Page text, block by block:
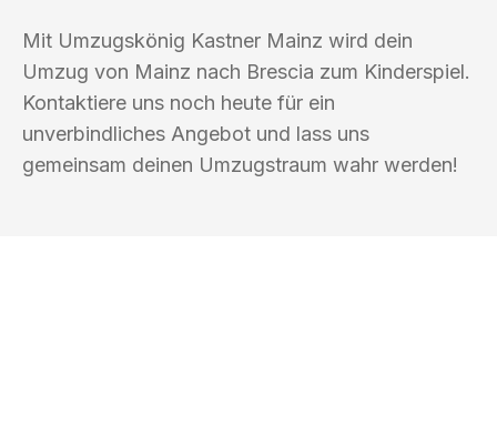
Mit Umzugskönig Kastner Mainz wird dein
Umzug von Mainz nach Brescia zum Kinderspiel.
Kontaktiere uns noch heute für ein
unverbindliches Angebot und lass uns
gemeinsam deinen Umzugstraum wahr werden!